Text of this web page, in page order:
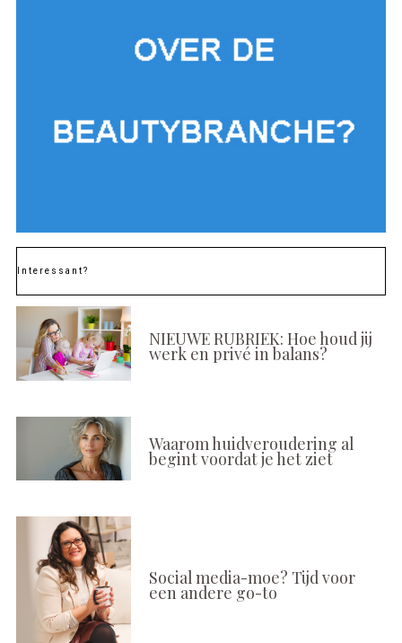
Interessant?
NIEUWE RUBRIEK: Hoe houd jij
werk en privé in balans?
Waarom huidveroudering al
begint voordat je het ziet
Social media-moe? Tijd voor
een andere go-to